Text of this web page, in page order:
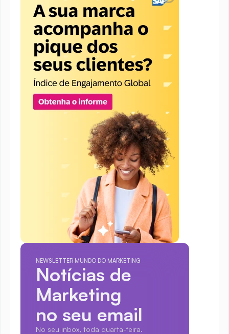
NEWSLETTER MUNDO DO MARKETING
Notícias de
Marketing
no seu email
No seu inbox, toda quarta-feira.